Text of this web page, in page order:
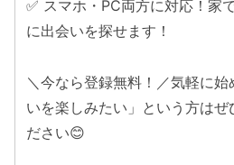
✅ スマホ・PC両方に対応！家
に出会いを探せます！
＼今なら登録無料！／気軽に
いを楽しみたい」という方はぜ
ださい😊